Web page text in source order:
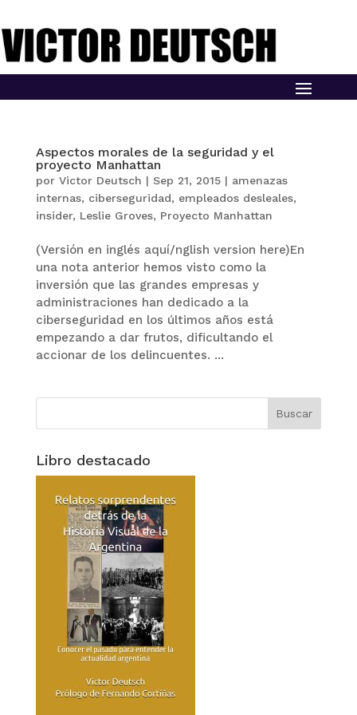
Aspectos morales de la seguridad y el
proyecto Manhattan
por Victor Deutsch | Sep 21, 2015| amenazas
internas, ciberseguridad, empleados desleales,
insider, Leslie Groves, Proyecto Manhattan
(Versión en inglés aquí/nglish version here)En
una nota anterior hemos visto como la
inversión que las grandes empresas y
administraciones han dedicado a la
ciberseguridad en los últimos años está
empezando a dar frutos, dificultando el
accionar de los delincuentes. ...
Libro destacado